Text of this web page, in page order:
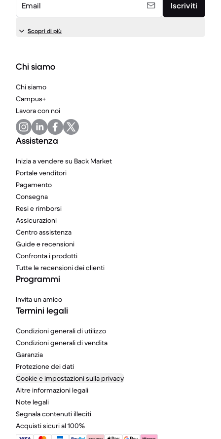
Email Iscriviti
Scopri di più
Chi siamo
Chi siamo
Campus+
Lavora con noi
Assistenza
Inizia a vendere su Back Market
Portale venditori
Pagamento
Consegna
Resi e rimborsi
Assicurazioni
Centro assistenza
Guide e recensioni
Confronta i prodotti
Tutte le recensioni dei clienti
Programmi
Invita un amico
Termini legali
Condizioni generali di utilizzo
Condizioni generali di vendita
Garanzia
Protezione dei dati
Cookie e impostazioni sulla privacy
Altre informazioni legali
Note legali
Segnala contenuti illeciti
Acquisti sicuri al 100%